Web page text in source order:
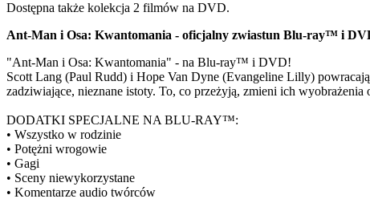
Dostępna także kolekcja 2 filmów na DVD.
Ant-Man i Osa: Kwantomania - oficjalny zwiastun Blu-ray™ i
"Ant-Man i Osa: Kwantomania" - na Blu-ray™ i DVD!
Scott Lang (Paul Rudd) i Hope Van Dyne (Evangeline Lilly)
zadziwiające, nieznane istoty. To, co przeżyją, zmieni ich wyobrażenia
DODATKI SPECJALNE NA BLU-RAY™:
• Wszystko w rodzinie
• Potężni wrogowie
• Gagi
• Sceny niewykorzystane
• Komentarze audio twórców